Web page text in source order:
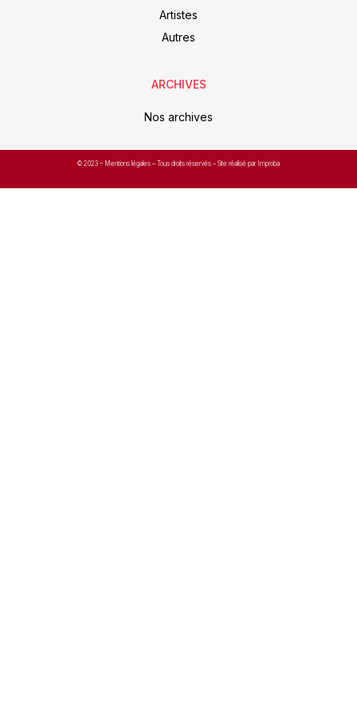
Artistes
Autres
ARCHIVES
Nos archives
© 2023 – Mentions légales – Tous droits réservés – Site réalisé par Improba